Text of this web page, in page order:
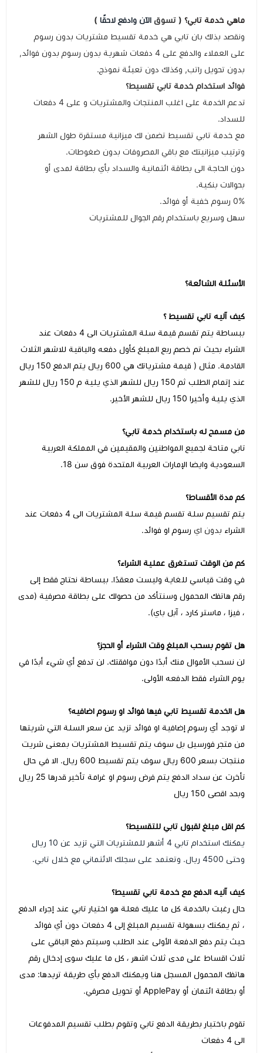
وصلات الوسائط و موزع يو اس بي Hub
ماهي خدمة تابي؟( تسوق الآن وادفع لاحقًا)
ونقصد بذلك بان تابي هي خدمة تقسيط مشتريات بدون رسوم
على العملاء والدفع على 4 دفعات شهرية بدون رسوم بدون فوائد,
بدون تحويل راتب, وكذلك دون تعبئة نموذج.
فوائد استخدام خدمة تابي تقسيط؟
تدعم الخدمة على اغلب المنتجات والمشتريات و على 4 دفعات
للسداد.
مع خدمة تابي تقسيط تضمن لك ميزانية مستقرة طول الشهر
وترتيب ميزانيتك مع باقي المصروفات بدون ضغوطات.
دون الحاجة الى بطاقة ائتمانية والسداد بأي بطاقة لمدى أو
بحوالات بنكية.
0% رسوم خفية أو فوائد.
سهل وسريع باستخدام رقم الجوال للمشتريات
الأسئلة الشائعة؟
كيف آليه تابي تقسيط ؟
ببساطة يتم تقسم قيمة سلة المشتريات الى 4 دفعات عند
الشراء بحيث تم خصم ربع المبلغ كأول دفعه والباقية للاشهر الثلاث
القادمة. مثال ( قيمة مشترياتك هي 600 ريال يتم الدفع 150 ريال
عند إتمام الطلب ثم 150 ريال للشهر الذي يلية م 150 ريال للشهر
الذي يلية وأخيرا 150 ريال للشهر الأخير.
من مسمح له باستخدام خدمة تابي؟
تابي متاحة لجميع المواطنين والمقيمين في المملكة العربية
السعوديةوايضا الإمارات العربية المتحدة فوق سن 18.
كم مدة الأقساط؟
يتم تقسيم سلة تقسم قيمة سلة المشتريات الى 4 دفعات عند
الشراء بدون ايرسوم او فوائد.
كم من الوقت تستغرق عملية الشراء؟
في وقت قياسي للغاية وليست معقدًا. ببساطة نحتاج فقط إلى
رقم هاتفك المحمول وسنتأكد من حصولك على بطاقة مصرفية (مدى
، فيزا ، ماستر كارد ، آبل باي).
هل تقوم بسحب المبلغ وقت الشراء أو الحجز؟
لن نسحب الأموال منك أبدًا دون موافقتك. لن تدفع أي شيء أبدًا في
يوم الشراء فقط الدفعه الأولى.
هل الخدمة تقسيط تابي فيها فوائد او رسوم اضافيه؟
لا توجد أي رسوم إضافية او فوائد تزيد عن سعر السلة التي شريتها
من متجر فورسيل بل سوف يتم تقسيط المشتريات بمعنى شريت
منتجات بسعر 600 ريال سوف يتم تقسيط 600 ريال. الا في حال
تأخرت عن سداد الدفع يتم فرض رسوم او غرامة تأخير قدرها 25 ريال
وبحد اقصى 150 ريال
كم اقل مبلغ لقبول تابي للتقسيط؟
يمكنك استخدام تابي 4 أشهر للمشتريات التي تزيد عن 10 ريال
وحتى 4500 ريال. وتعتمد على سجلك الائتماني مع خلال تابي.
كيف آليه الدفع مع خدمة تابي تقسيط؟
حال رغبت بالخدمة كل ما عليك فعلة هو اختيار تابي عند إجراء الدفع
، ثم يمكنك بسهولة تقسيم المبلغ إلى 4 دفعات دون أي فوائد
حيث يتم دفع الدفعة الأولى عند الطلب وسيتم دفع الباقي على
ثلاث اقساط على مدى ثلاث اشهر ، كل ما عليك سوى إدخال رقم
هاتفك المحمول المسجل هنا ويمكنك الدفع بأي طريقة تريدها: مدى
أو بطاقة ائتمان أو ApplePay أو تحويل مصرفي.
تقوم باختيار بطريقة الدفع تابي وتقوم بطلب تقسيم المدفوعات
الى 4 دفعات